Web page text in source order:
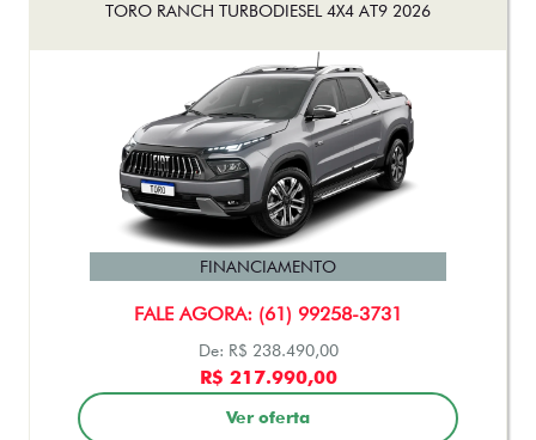
TORO RANCH TURBODIESEL 4X4 AT9 2026
FALE AGORA: (61) 99258-3731
FINANCIAMENTO
De: R$ 238.490,00
R$ 217.990,00
Ver oferta